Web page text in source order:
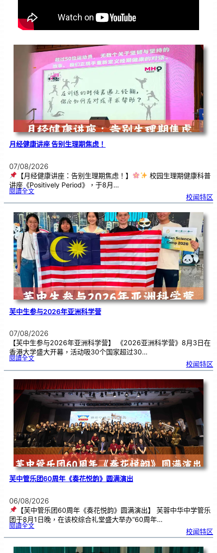
月经健康讲座 告别生理期焦虑！
07/08/2026
【月经健康讲座：告别生理期焦虑！】
校园生理期健康科普
讲座《Positively Period》，于8月…
閱讀全文:月
康
座
告
别
生
理
期
焦
虑
！
校闻特区
芙中生参与2026年亚洲科学营
07/08/2026
【芙中生参与2026年亚洲科学营】 《2026亚洲科学营》8月3日在
香港大学盛大开幕，活动吸30个国家超过30…
閱讀全文:芙
参
2
0
2
6
年
亚
洲科
校闻特区
芙中管乐团60周年《奏花悦韵》圆满演出
06/08/2026
【芙中管乐团60周年《奏花悦韵》圆满演出】 芙蓉中华中学管乐
团于8月1日晚，在该校综合礼堂盛大举办“60周年…
閱讀全文:芙
乐
6
0
校闻特区